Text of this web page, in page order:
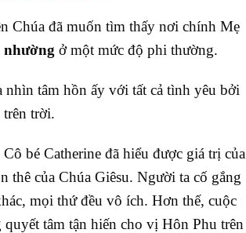
Chúa đã muốn tìm thấy nơi chính Mẹ
nhường ở một mức độ phi thường.
nhìn tâm hồn ấy với tất cả tình yêu bởi
trời.
bé Catherine đã hiểu được giá trị của
thê của Chúa Giêsu. Người ta cố gắng
mọi thứ đều vô ích. Hơn thế, cuộc
tâm tận hiến cho vị Hôn Phu trên